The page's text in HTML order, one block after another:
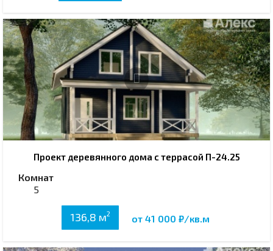
Проект деревянного дома с террасой П-24.25
Комнат
5
136,8 м2 от 41 000 ₽/кв.м